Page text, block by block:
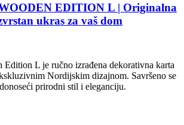
EDITION L | Originalna
ukras za vaš dom
Edition L je ručno izrađena dekorativna karta
Nordijskim dizajnom. Savršeno se
prirodni stil i eleganciju.